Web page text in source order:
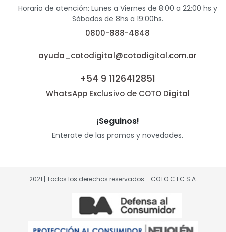
Horario de atención: Lunes a Viernes de 8:00 a 22:00 hs y
Sábados de 8hs a 19:00hs.
0800-888-4848
ayuda_cotodigital@cotodigital.com.ar
+54 9 1126412851
WhatsApp Exclusivo de COTO Digital
¡Seguinos!
Enterate de las promos y novedades.
2021 | Todos los derechos reservados - COTO C.I.C.S.A.